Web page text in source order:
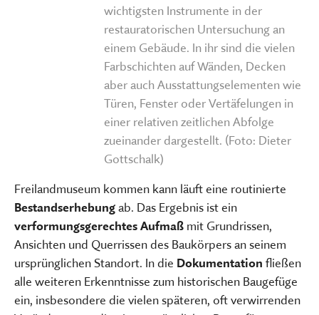
wichtigsten Instrumente in der
restauratorischen Untersuchung an
einem Gebäude. In ihr sind die vielen
Farbschichten auf Wänden, Decken
aber auch Ausstattungselementen wie
Türen, Fenster oder Vertäfelungen in
einer relativen zeitlichen Abfolge
zueinander dargestellt. (Foto: Dieter
Gottschalk)
Freilandmuseum kommen kann läuft eine routinierte
Bestandserhebungab. Das Ergebnis ist ein
verformungsgerechtes Aufmaß mit Grundrissen,
Ansichten und Querrissen des Baukörpers an seinem
ursprünglichen Standort. In die Dokumentation fließen
alle weiteren Erkenntnisse zum historischen Baugefüge
ein, insbesondere die vielen späteren, oft verwirrenden